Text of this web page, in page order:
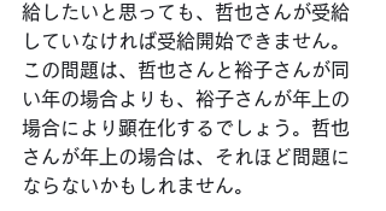
給したいと思っても、哲也さんが受給
していなければ受給開始できません。
この問題は、哲也さんと裕子さんが同
い年の場合よりも、裕子さんが年上の
場合により顕在化するでしょう。哲也
さんが年上の場合は、それほど問題に
ならないかもしれません。